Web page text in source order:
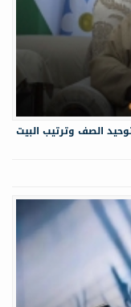
الصف وترتيب البيت